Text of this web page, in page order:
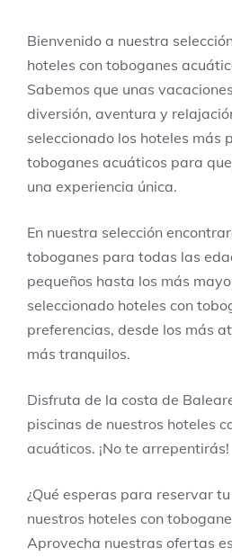
Bienvenido a nuestra
hoteles con toboganes
Sabemos que unas
diversión, aventura y
seleccionado los hoteles más
toboganes acuáticos para
una experiencia única.
En nuestra selección
toboganes para todas las
pequeños hasta los más
seleccionado hoteles con
preferencias, desde los más
más tranquilos.
Disfruta de la costa de
piscinas de nuestros hoteles
acuáticos. ¡No te arrepentirás!
¿Qué esperas para reservar
nuestros hoteles con
Aprovecha nuestras ofertas